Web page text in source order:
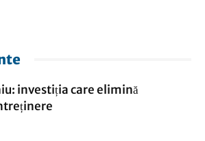
investiția care elimină